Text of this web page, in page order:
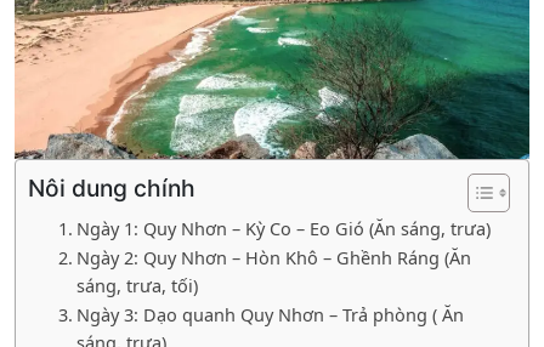
Nôi dung chính
Ngày 1: Quy Nhơn – Kỳ Co – Eo Gió (Ăn sáng, trưa)
Ngày 2: Quy Nhơn – Hòn Khô – Ghềnh Ráng (Ăn
sáng, trưa, tối)
Ngày 3: Dạo quanh Quy Nhơn – Trả phòng ( Ăn